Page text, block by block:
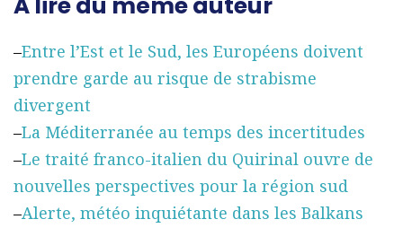
–Entre l’Est et le Sud, les Européens doivent
prendre garde au risque de strabisme
divergent
–La Méditerranée au temps des incertitudes
–Le traité franco-italien du Quirinal ouvre de
nouvelles perspectives pour la région sud
–Alerte, météo inquiétante dans les Balkans